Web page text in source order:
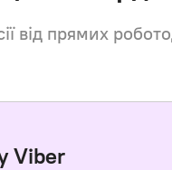
Viber
від прямих